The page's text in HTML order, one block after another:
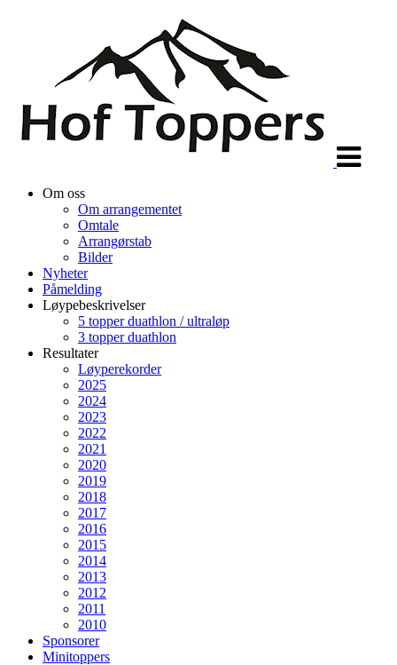
Om oss
Om arrangementet
Omtale
Arrangørstab
Bilder
Nyheter
Påmelding
Løypebeskrivelser
5 topper duathlon / ultraløp
3 topper duathlon
Resultater
Løyperekorder
2025
2024
2023
2022
2021
2020
2019
2018
2017
2016
2015
2014
2013
2012
2011
2010
Sponsorer
Minitoppers